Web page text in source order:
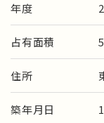
年度
占有面積
住所
築年月日